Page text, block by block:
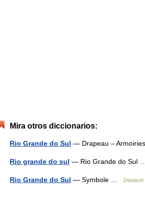
Mira otros diccionarios:
Rio Grande do Sul — Drapeau –
Rio grande do sul — Rio Grande do Sul
Rio Grande do Sul — Symbole … Deutsch